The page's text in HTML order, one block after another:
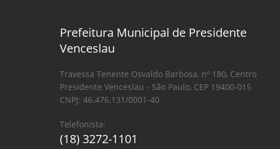
Prefeitura Municipal de Presidente
Venceslau
Travessa Tenente Osvaldo Barbosa, nº 180, Centro
Presidente Venceslau - São Paulo, CEP 19400-015
CNPJ: 46.476.131/0001-40
Telefonista:
(18) 3272-1101